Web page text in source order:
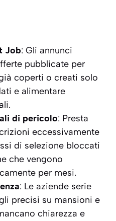
Job: Gli annunci
pubblicate per
coperti o creati solo
e alimentare
di pericolo: Presta
eccessivamente
di selezione bloccati
che vengono
per mesi.
: Le aziende serie
precisi su mansioni e
chiarezza e